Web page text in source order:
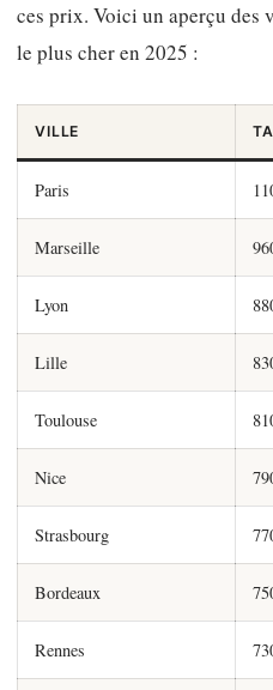
ces prix. Voici un aperçu des
le plus cher en 2025 :
VILLE
Paris
Marseille
Lyon
Lille
Toulouse
Nice
Strasbourg
Bordeaux
Rennes